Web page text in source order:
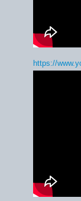
https://